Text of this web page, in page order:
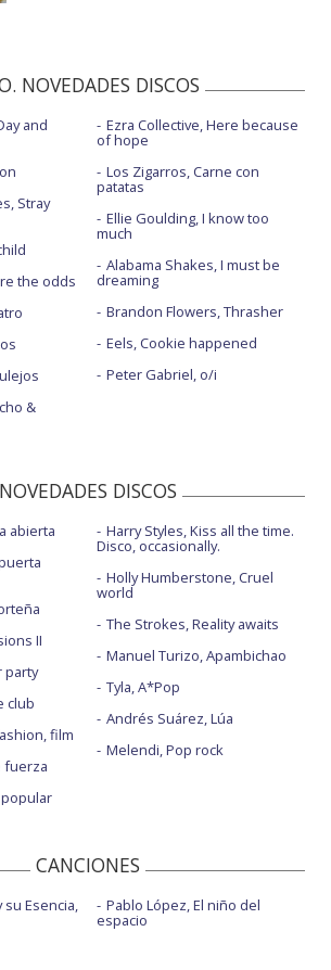
NOVEDADES DISCOS
and
Stray
the odds
&
Ezra Collective, Here because
of hope
Los Zigarros, Carne con
patatas
Ellie Goulding, I know too
much
Alabama Shakes, I must be
dreaming
Brandon Flowers, Thrasher
Eels, Cookie happened
Peter Gabriel, o/i
NOVEDADES DISCOS
abierta
II
party
club
film
fuerza
Harry Styles, Kiss all the time.
Disco, occasionally.
Holly Humberstone, Cruel
world
The Strokes, Reality awaits
Manuel Turizo, Apambichao
Tyla, A*Pop
Andrés Suárez, Lúa
Melendi, Pop rock
CANCIONES
su Esencia, Pablo López, El niño del
espacio